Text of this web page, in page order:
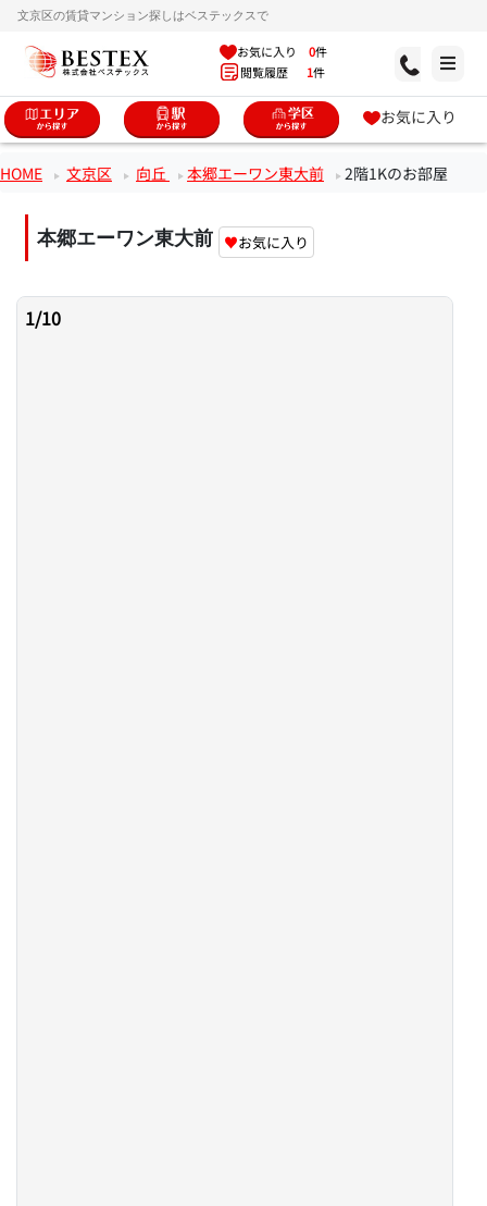
文京区の賃貸マンション探しはベステックスで
お気に入り 0件
閲覧履歴 1件
お気に入り
HOME 文京区 向丘 本郷エーワン東大前 2階1Kのお部屋
本郷エーワン東大前 ♥お気に入り
1/10